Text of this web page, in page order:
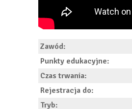
Zawód:
Punkty edukacyjne:
Czas trwania:
Rejestracja do:
Tryb: